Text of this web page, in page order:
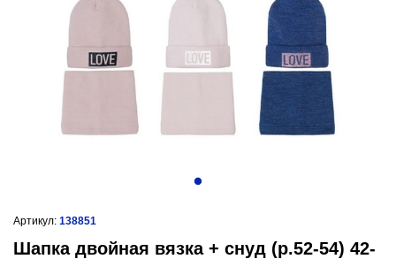
Артикул: 138851
Шапка двойная вязка + снуд (р.52-54) 42-